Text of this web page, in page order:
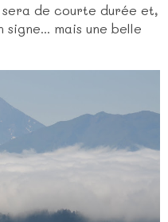
sera de courte durée et,
signe... mais une belle